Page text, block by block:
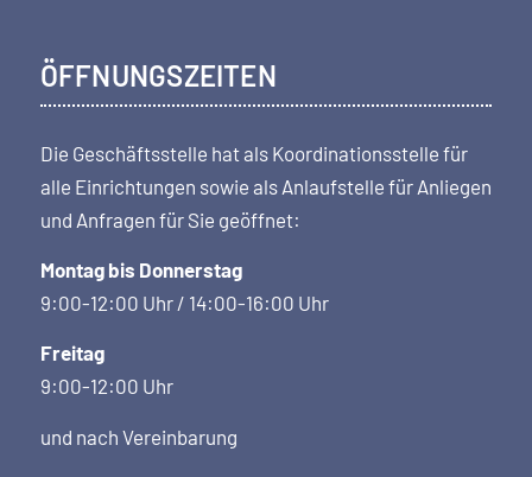
ÖFFNUNGSZEITEN
Die Geschäftsstelle hat als Koordi­nations­stelle für
alle Einrichtungen sowie als Anlaufstelle für Anliegen
und Anfragen für Sie geöffnet:
Montag bis Donnerstag
9:00-12:00 Uhr / 14:00-16:00 Uhr
Freitag
9:00-12:00 Uhr
und nach Vereinbarung